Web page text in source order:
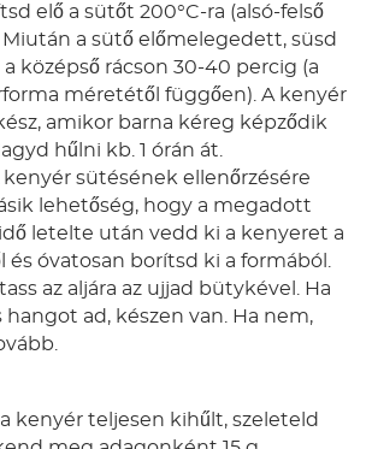
elő a sütőt 200°C-ra (alsó-felső
Miután a sütő előmelegedett, süsd
középső rácson 30-40 percig (a
méretétől függően). A kenyér
amikor barna kéreg képződik
hűlni kb. 1 órán át.
kenyér sütésének ellenőrzésére
lehetőség, hogy a megadott
letelte után vedd ki a kenyeret a
és óvatosan borítsd ki a formából.
az aljára az ujjad bütykével. Ha
hangot ad, készen van. Ha nem,
kenyér teljesen kihűlt, szeleteld